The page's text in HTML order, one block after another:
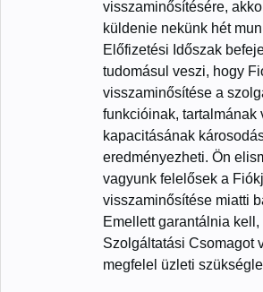
visszaminősítésére,
küldenie nekünk hét
Előfizetési Időszak
tudomásul veszi, hogy
visszaminősítése a
funkcióinak, tartalmának
kapacitásának
eredményezheti. Ön
vagyunk felelősek a
visszaminősítése miatti
Emellett garantálnia
Szolgáltatási Csomagot
megfelel üzleti